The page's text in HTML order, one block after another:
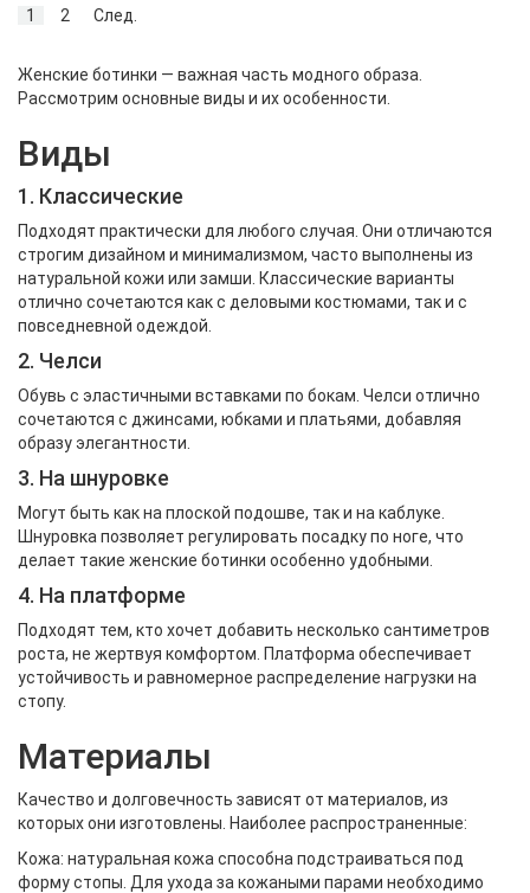
1 2 След.
Женские ботинки — важная часть модного образа.
Рассмотрим основные виды и их особенности.
Виды
1. Классические
Подходят практически для любого случая. Они отличаются
строгим дизайном и минимализмом, часто выполнены из
натуральной кожи или замши. Классические варианты
отлично сочетаются как с деловыми костюмами, так и с
повседневной одеждой.
2. Челси
Обувь с эластичными вставками по бокам. Челси отлично
сочетаются с джинсами, юбками и платьями, добавляя
образу элегантности.
3. На шнуровке
Могут быть как на плоской подошве, так и на каблуке.
Шнуровка позволяет регулировать посадку по ноге, что
делает такие женские ботинки особенно удобными.
4. На платформе
Подходят тем, кто хочет добавить несколько сантиметров
роста, не жертвуя комфортом. Платформа обеспечивает
устойчивость и равномерное распределение нагрузки на
стопу.
Материалы
Качество и долговечность зависят от материалов, из
которых они изготовлены. Наиболее распространенные:
Кожа: натуральная кожа способна подстраиваться под
форму стопы. Для ухода за кожаными парами необходимо